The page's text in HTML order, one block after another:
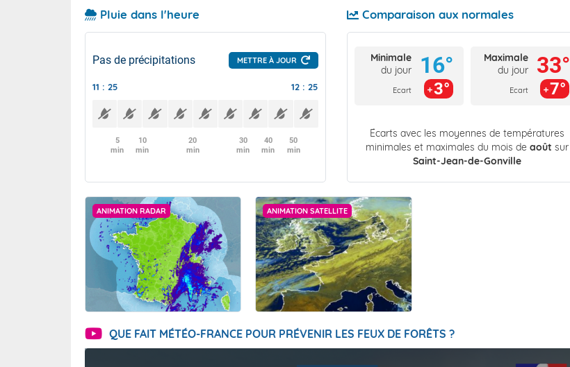
Pluie dans l'heure
Pas de précipitations METTRE À JOUR
11 : 25 12 : 25
5
min
10
min
20
min
30
min
40
min
50
min
Comparaison aux normales
Minimale
du jour
Ecart
16°
3°
Maximale
du jour
Ecart
33°
7°
Écarts avec les moyennes de températures
minimales et maximales du mois de août sur
Saint-Jean-de-Gonville
ANIMATION RADAR ANIMATION SATELLITE
QUE FAIT MÉTÉO-FRANCE POUR PRÉVENIR LES FEUX DE FORÊTS ?